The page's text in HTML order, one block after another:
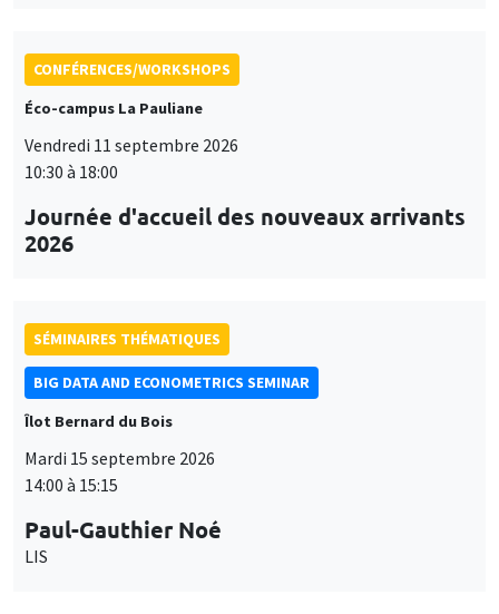
CONFÉRENCES/WORKSHOPS
Éco-campus La Pauliane
Vendredi 11 septembre 2026
10:30 à 18:00
Journée d'accueil des nouveaux arrivants
2026
SÉMINAIRES THÉMATIQUES
BIG DATA AND ECONOMETRICS SEMINAR
Îlot Bernard du Bois
Mardi 15 septembre 2026
14:00 à 15:15
Paul-Gauthier Noé
LIS